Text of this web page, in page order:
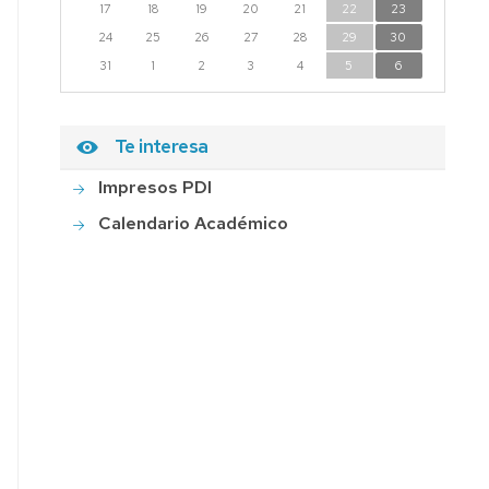
17
18 19 20 21 22
23
24
25 26 27 28 29
30
31
1 2 3 4 5 6
Te interesa
Impresos PDI
Calendario Académico